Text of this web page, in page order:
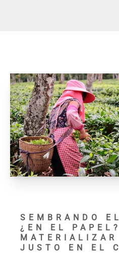
SEMBRANDO
¿EN EL
JUSTO EN EL